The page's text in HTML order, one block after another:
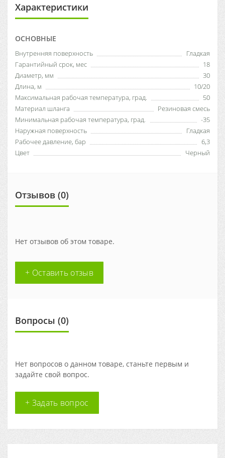
Характеристики
ОСНОВНЫЕ
Внутренняя поверхность
Гладкая
Гарантийный срок, мес
18
Диаметр, мм
30
Длина, м
10/20
Максимальная рабочая температура, град.
50
Материал шланга
Резиновая смесь
Минимальная рабочая температура, град.
-35
Наружная поверхность
Гладкая
Рабочее давление, бар
6,3
Цвет
Черный
Отзывов (0)
Нет отзывов об этом товаре.
+ Оставить отзыв
Вопросы (0)
Нет вопросов о данном товаре, станьте первым и
задайте свой вопрос.
+ Задать вопрос